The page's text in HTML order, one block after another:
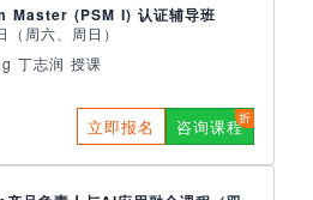
Master (PSM I) 认证辅导班
周六、周日）
丁志润 授课
立即报名 咨询课程